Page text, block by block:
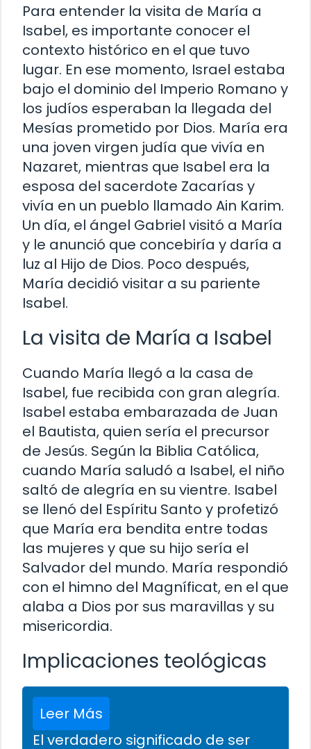
Para entender la visita de María a
Isabel, es importante conocer el
contexto histórico en el que tuvo
lugar. En ese momento, Israel estaba
bajo el dominio del Imperio Romano y
los judíos esperaban la llegada del
Mesías prometido por Dios. María era
una joven virgen judía que vivía en
Nazaret, mientras que Isabel era la
esposa del sacerdote Zacarías y
vivía en un pueblo llamado Ain Karim.
Un día, el ángel Gabriel visitó a María
y le anunció que concebiría y daría a
luz al Hijo de Dios. Poco después,
María decidió visitar a su pariente
Isabel.
La visita de María a Isabel
Cuando María llegó a la casa de
Isabel, fue recibida con gran alegría.
Isabel estaba embarazada de Juan
el Bautista, quien sería el precursor
de Jesús. Según la Biblia Católica,
cuando María saludó a Isabel, el niño
saltó de alegría en su vientre. Isabel
se llenó del Espíritu Santo y profetizó
que María era bendita entre todas
las mujeres y que su hijo sería el
Salvador del mundo. María respondió
con el himno del Magníficat, en el que
alaba a Dios por sus maravillas y su
misericordia.
Implicaciones teológicas
Leer Más
El verdadero significado de ser